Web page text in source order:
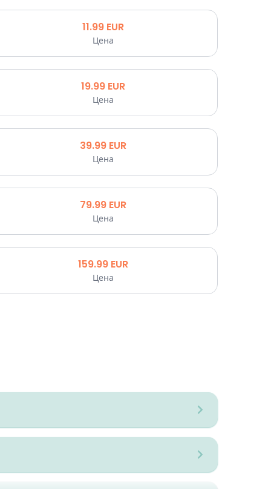
11.99 EUR
Цена
19.99 EUR
Цена
39.99 EUR
Цена
79.99 EUR
Цена
159.99 EUR
Цена